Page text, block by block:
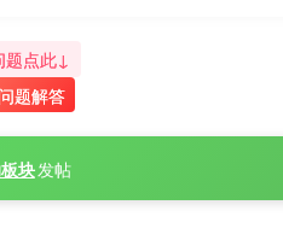
题点此↓
题解答
块发帖